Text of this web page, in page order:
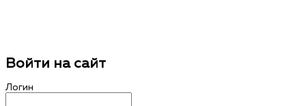
Войти на сайт
Логин